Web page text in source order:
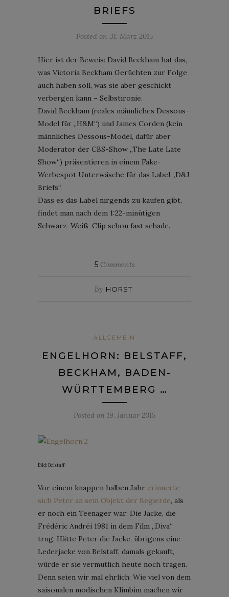
BRIEFS
Posted on 31. März 2015
Hier ist der Beweis: David Beckham hat das,
was Victoria Beckham Gerüchten zur Folge
auch haben soll, was sie aber geschickt
verbergen kann – Selbstironie.
David Beckham (reales männliches Dessous-
Model für „H&M“) und James Corden (kein
männliches Dessous-Model, dafür aber
Moderator der CBS-Show „The Late Late
Show“) präsentieren in einem Fake-
Werbespot Unterwäsche für das Label „D&J
Briefs“.
Dass es das Label nirgends zu kaufen gibt,
findet man nach dem 1:22-minütigen
Schwarz-Weiß-Clip schon fast schade.
5Comments
By HORST
ALLGEMEIN
ENGELHORN: BELSTAFF,
BECKHAM, BADEN-
WÜRTTEMBERG …
Posted on 19. Januar 2015
Bild: Belstaff
Vor einem knappen halben Jahr erinnerte
sich Peter an sein Objekt der Begierde, als
er noch ein Teenager war: Die Jacke, die
Frédéric Andréi 1981 in dem Film „Diva“
trug. Hätte Peter die Jacke, übrigens eine
Lederjacke von Belstaff, damals gekauft,
würde er sie vermutlich heute noch tragen.
Denn seien wir mal ehrlich: Wie viel von dem
saisonalen modischen Klimbim machen wir